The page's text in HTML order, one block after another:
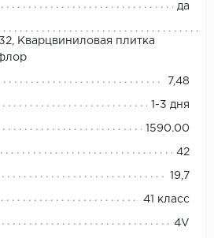
да
Кварцвиниловая плитка
7,48
1-3 дня
1590.00
42
19,7
41 класс
4V